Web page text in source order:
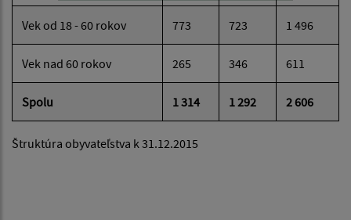
Vek od 18 - 60 rokov 773 723 1 496
Vek nad 60 rokov 265 346 611
Spolu 1 314 1 292 2 606
Štruktúra obyvateľstva k 31.12.2015